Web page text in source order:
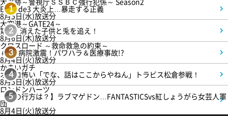
1
Episode3 大炎上…暴走する正義
8月5日(水)放送分
2
大空港～GATE24～
第3話 消えた子供と兎を追え！
8月6日(木)放送分
3
クロスロード ～救命救急の約束～
＃5 病院激震！パワハラ＆医療事故!?
8月4日(火)放送分
4
かまいガチ
オモロ怖い「でな、話はここからやねん」トラビス松倉参戦！
8月5日(水)放送分
5
ロンドンハーツ
【恋の行方は？】ラブマゲドン…FANTASTICSvs紅しょうがら女芸人軍
団
8月4日(火)放送分